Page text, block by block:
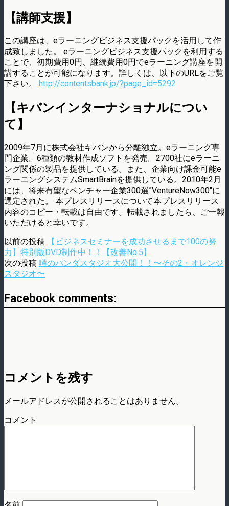
【講師支援】
この講座は、eラーニングビジネス支援パックを活用して作
成致しました。 eラーニングビジネス支援パックを利用する
ことで、初期費用0円、継続費用0円でeラーニング講座を開
講することが可能になります。詳しくは、以下のURLをご覧
下さい。
http://contentsbank.jp/?page_id=5292
【キバンインターナショナルについ
て】
2009年7月に株式会社キバンから分離独立。eラーニング専
門企業。6種類の教材作成ソフトを発売。2700社にeラーニ
ング関係の製品を提供している。また、企業向け課金可能e
ラーニングシステムSmartBrainを提供している。2010年2月
には、将来有望なベンチャー企業300選”VentureNow300″に
選定された。 本プレスリリースについて本プレスリリース
内容のコピー・転載は自由です。転載されましたら、ご一報
いただけると幸いです。
以前の投稿
【ビジネスセミナーを成功させるまで100の努
力】特別版DVD制作中！！【改善No.5】
次の投稿 噂のパンダスタジオ大公開！！〜その2・オレンジ
スタジオ〜
Facebook comments:
コメントを残す
メールアドレスが公開されることはありません。
コメント